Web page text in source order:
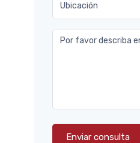
Ubicación
Por favor describa
Enviar consulta